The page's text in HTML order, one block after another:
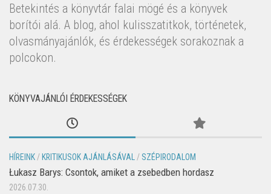
Betekintés a könyvtár falai mögé és a könyvek
borítói alá. A blog, ahol kulisszatitkok, történetek,
olvasmányajánlók, és érdekességek sorakoznak a
polcokon.
KÖNYVAJÁNLÓI ÉRDEKESSÉGEK
HÍREINK / KRITIKUSOK AJÁNLÁSÁVAL / SZÉPIRODALOM
Łukasz Barys: Csontok, amiket a zsebedben hordasz
2026.07.30.